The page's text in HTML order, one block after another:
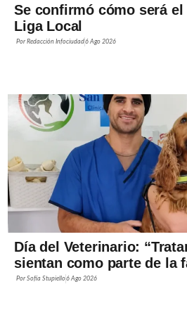
Se confirmó cómo será el
Liga Local
PorRedacción Infociudad6 Ago 2026
Día del Veterinario:
sientan como parte de la
PorSofía Stupiello6 Ago 2026